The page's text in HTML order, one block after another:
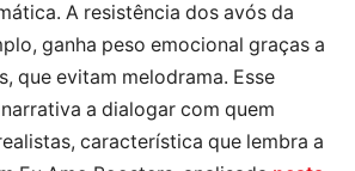
A resistência dos avós da
ganha peso emocional graças a
que evitam melodrama. Esse
a dialogar com quem
característica que lembra a